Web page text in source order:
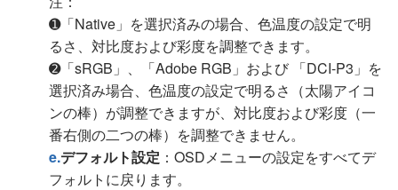
➊「Native」を選択済みの場合、色温度の設定で明
るさ、対比度および彩度を調整できます。
➋「sRGB」、「Adobe RGB」および 「DCI-P3」を
選択済み場合、色温度の設定で明るさ（太陽アイコ
ンの棒）が調整できますが、対比度および彩度（一
番右側の二つの棒）を調整できません。
e.デフォルト設定 ：OSDメニューの設定をすべてデ
フォルトに戻ります。